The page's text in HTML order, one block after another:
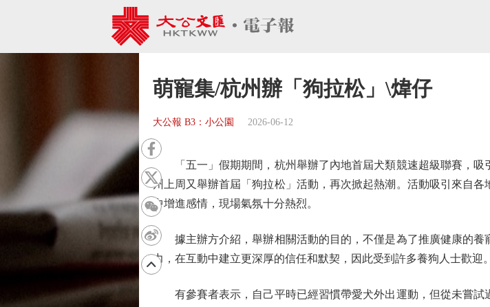
萌寵集/杭州辦「狗拉松」\煒仔
大公報 B3：小公園 2026-06-12
「五一」假期期間，杭州舉辦了內地首屆犬類競速超級聯賽，吸
州上周又舉辦首屆「狗拉松」活動，再次掀起熱潮。活動吸引來自
中增進感情，現場氣氛十分熱烈。
據主辦方介紹，舉辦相關活動的目的，不僅是為了推廣健康的養
力，在互動中建立更深厚的信任和默契，因此受到許多養狗人士歡迎。
有參賽者表示，自己平時已經習慣帶愛犬外出運動，但從未嘗試